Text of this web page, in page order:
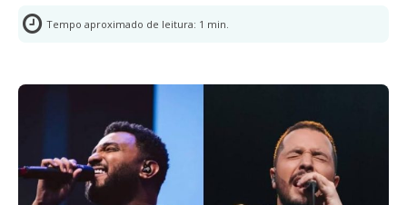
Tempo aproximado de leitura: 1 min.